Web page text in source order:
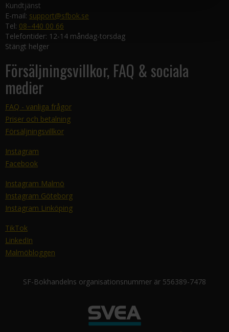
Kundtjänst
E-mail: support@sfbok.se
Tel: 08–440 00 66
Telefontider: 12-14 måndag-torsdag
Stängt helger
Försäljningsvillkor, FAQ & sociala
medier
FAQ - vanliga frågor
Priser och betalning
Försäljningsvillkor
Instagram
Facebook
Instagram Malmö
Instagram Göteborg
Instagram Linköping
TikTok
LinkedIn
Malmöbloggen
SF-Bokhandelns organisationsnummer är 556389-7478